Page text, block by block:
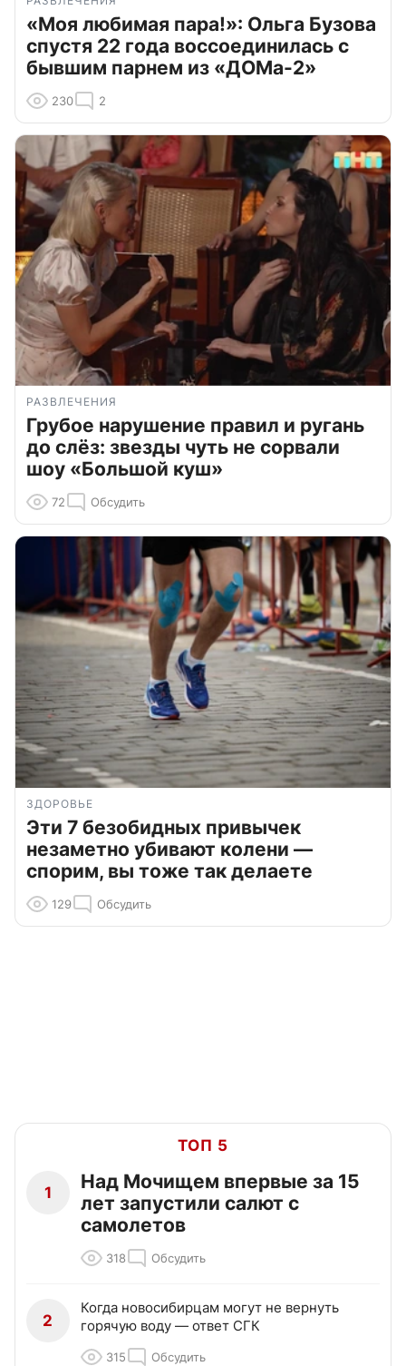
«Моя любимая пара!»: Ольга Бузова
спустя 22 года воссоединилась с
бывшим парнем из «ДОМа-2»
230 2
РАЗВЛЕЧЕНИЯ
Грубое нарушение правил и ругань
до слёз: звезды чуть не сорвали
шоу «Большой куш»
72 Обсудить
ЗДОРОВЬЕ
Эти 7 безобидных привычек
незаметно убивают колени —
спорим, вы тоже так делаете
129 Обсудить
ТОП 5
1
Над Мочищем впервые за 15
лет запустили салют с
самолетов
318 Обсудить
2
Когда новосибирцам могут не вернуть
горячую воду — ответ СГК
315 Обсудить